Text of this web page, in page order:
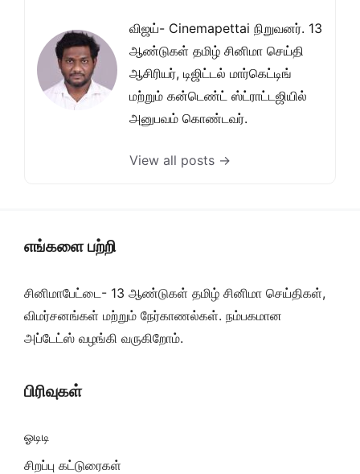
விஜய்- Cinemapettai நிறுவனர். 13
ஆண்டுகள் தமிழ் சினிமா செய்தி
ஆசிரியர், டிஜிட்டல் மார்கெட்டிங்
மற்றும் கன்டெண்ட் ஸ்ட்ராட்டஜியில்
அனுபவம் கொண்டவர்.
View all posts →
எங்களை பற்றி
சினிமாபேட்டை- 13 ஆண்டுகள் தமிழ் சினிமா செய்திகள்,
விமர்சனங்கள் மற்றும் நேர்காணல்கள். நம்பகமான
அப்டேட்ஸ் வழங்கி வருகிறோம்.
பிரிவுகள்
ஓடிடி
சிறப்பு கட்டுரைகள்